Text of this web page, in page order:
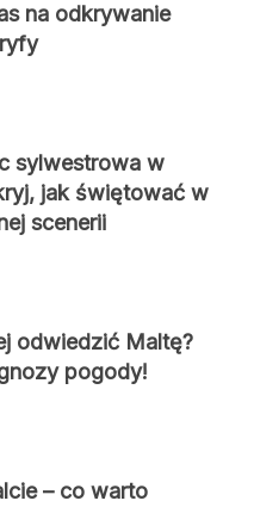
na odkrywanie
sylwestrowa w
jak świętować w
scenerii
odwiedzić Maltę?
pogody!
– co warto